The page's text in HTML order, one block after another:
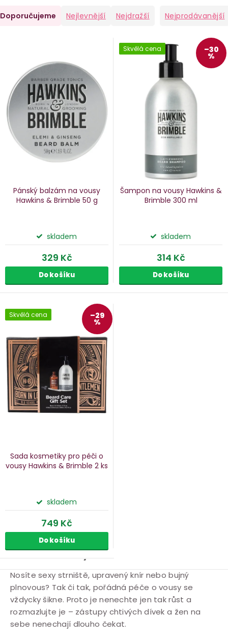
Doporučujeme Nejlevnější Nejdražší Nejprodávanější
p
Pánský balzám na vousy
Hawkins & Brimble 50 g
skladem
329 Kč
Do košíku
Skvělá cena –30
%
Šampon na vousy Hawkins &
Brimble 300 ml
skladem
314 Kč
Do košíku
Skvělá cena –29
%
Sada kosmetiky pro péči o
vousy Hawkins & Brimble 2 ks
skladem
749 Kč
Do košíku
Péče o vousy
Nosíte sexy strniště, upravený knír nebo bujný
plnovous? Tak či tak, pořádná péče o vousy se
vždycky šikne. Proto je nenechte jen tak růst a
rozmazlujte je – zástupy chtivých dívek a žen na
sebe nenechají dlouho čekat.